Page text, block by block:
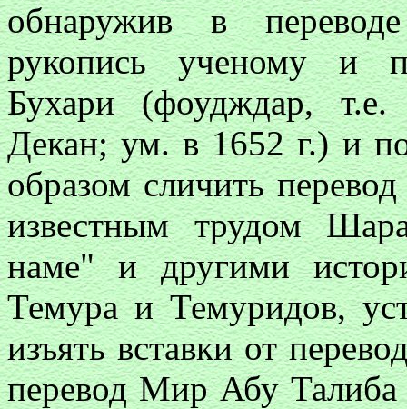
обнаружив в
рукопись ученому и
Бухари (фоудждар,
Декан; ум. в 1652 г.) и
образом сличить
известным трудом
наме" и другими
Темура и Темуридов,
изъять вставки от
перевод Мир Абу